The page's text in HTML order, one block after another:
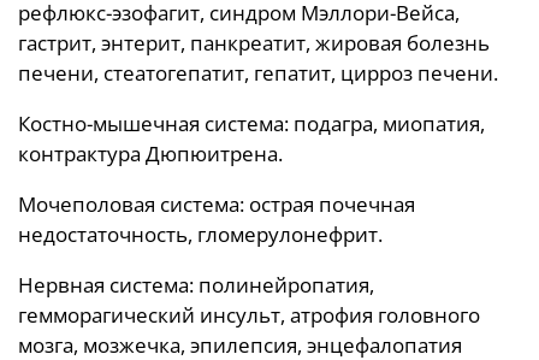
рефлюкс-эзофагит, синдром Мэллори-Вейса,
гастрит, энтерит, панкреатит, жировая болезнь
печени, стеатогепатит, гепатит, цирроз печени.
Костно-мышечная система: подагра, миопатия,
контрактура Дюпюитрена.
Мочеполовая система: острая почечная
недостаточность, гломерулонефрит.
Нервная система: полинейропатия,
гемморагический инсульт, атрофия головного
мозга, мозжечка, эпилепсия, энцефалопатия